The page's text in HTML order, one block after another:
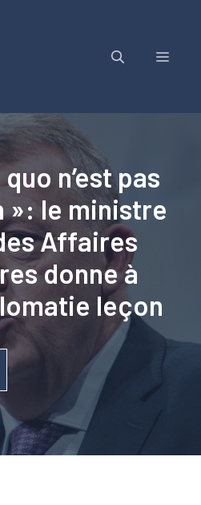
Menu
n’est pas
»: le ministre
Affaires
donne à
leçon